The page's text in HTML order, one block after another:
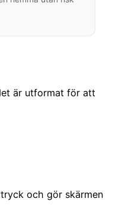
är utformat för att
och gör skärmen